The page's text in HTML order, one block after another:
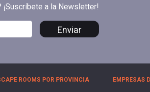
a la Newsletter!
Enviar
ROOMS POR PROVINCIA
EMPRESAS